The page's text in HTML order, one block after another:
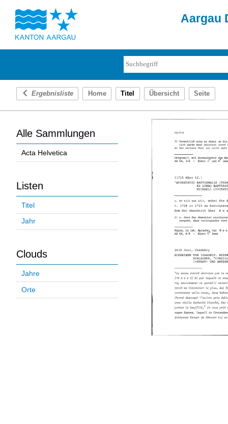
Aargau
Ergebnisliste Home Titel Übersicht Seite
Alle Sammlungen
Acta Helvetica
Listen
Titel
Jahr
Clouds
Jahre
Orte